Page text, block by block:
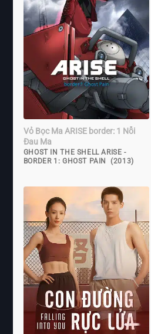
Vỏ Bọc Ma ARISE border: 1 Nỗi
Đau Ma
GHOST IN THE SHELL ARISE -
BORDER 1: GHOST PAIN (2013)